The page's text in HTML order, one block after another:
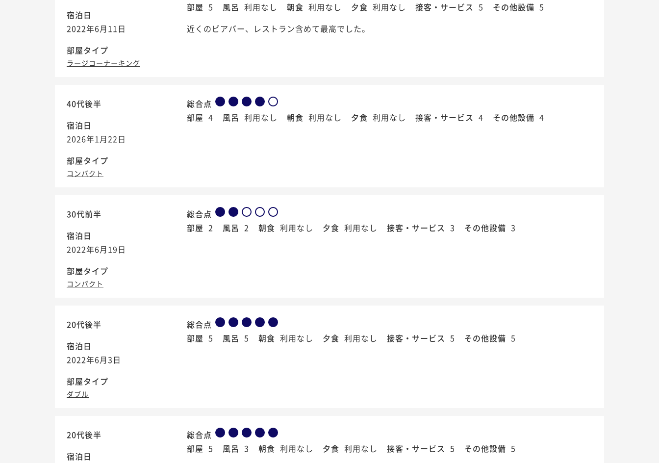
宿泊日
2022年6月11日
部屋タイプ
ラージコーナーキング
部屋 5 風呂 利用なし 朝食 利用なし 夕食 利用なし 接客・サービス 5 その他設備 5
近くのビアバー、レストラン含めて最高でした。
40代後半
宿泊日
2026年1月22日
部屋タイプ
コンパクト
総合点
部屋 4 風呂 利用なし 朝食 利用なし 夕食 利用なし 接客・サービス 4 その他設備 4
30代前半
宿泊日
2022年6月19日
部屋タイプ
コンパクト
総合点
部屋 2 風呂 2 朝食 利用なし 夕食 利用なし 接客・サービス 3 その他設備 3
20代後半
宿泊日
2022年6月3日
部屋タイプ
ダブル
総合点
部屋 5 風呂 5 朝食 利用なし 夕食 利用なし 接客・サービス 5 その他設備 5
20代後半
宿泊日
総合点
部屋 5 風呂 3 朝食 利用なし 夕食 利用なし 接客・サービス 5 その他設備 5